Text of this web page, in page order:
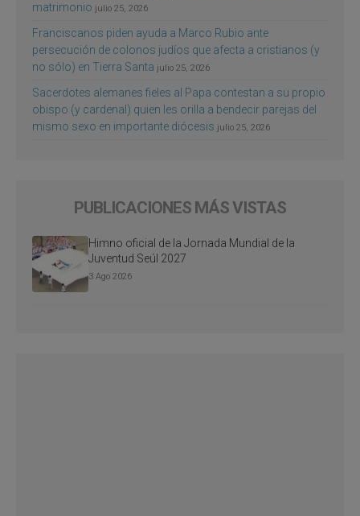
matrimonio julio 25, 2026
Franciscanos piden ayuda a Marco Rubio ante
persecución de colonos judíos que afecta a cristianos (y
no sólo) en Tierra Santa julio 25, 2026
Sacerdotes alemanes fieles al Papa contestan a su propio
obispo (y cardenal) quien les orilla a bendecir parejas del
mismo sexo en importante diócesis julio 25, 2026
PUBLICACIONES MÁS VISTAS
Himno oficial de la Jornada Mundial de la
Juventud Seúl 2027
3 Ago 2026